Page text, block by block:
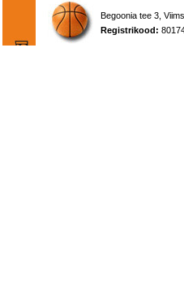
Begoonia tee 3,
Registrikood: